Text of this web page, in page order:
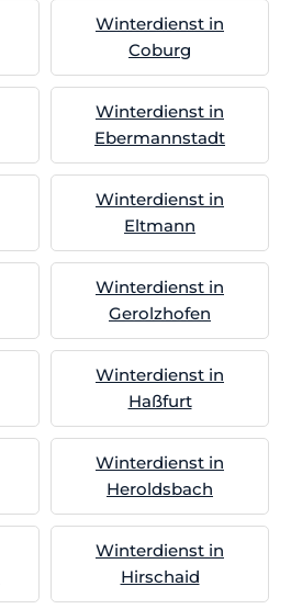
Winterdienst in
Coburg
Winterdienst in
Ebermannstadt
Winterdienst in
Eltmann
Winterdienst in
Gerolzhofen
Winterdienst in
Haßfurt
Winterdienst in
Heroldsbach
Winterdienst in
Hirschaid